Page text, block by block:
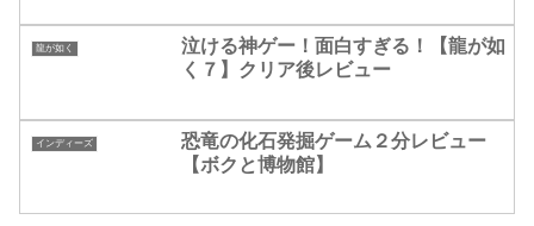
龍が如く
泣ける神ゲー！面白すぎる！【龍が如
く７】クリア後レビュー
インディーズ
恐竜の化石発掘ゲーム２分レビュー
【ボクと博物館】